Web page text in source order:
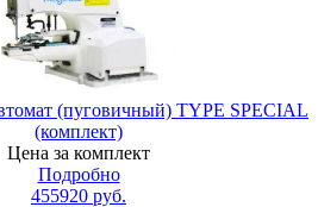
(пуговичный) TYPE SPECIAL
(комплект)
Цена за комплект
Подробно
455920 руб.